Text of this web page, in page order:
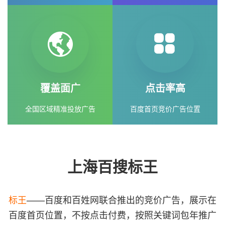
覆盖面广
全国区域精准投放广告
点击率高
百度首页竞价广告位置
上海百搜标王
标王——百度和百姓网联合推出的竞价广告，展示在
百度首页位置，不按点击付费，按照关键词包年推广